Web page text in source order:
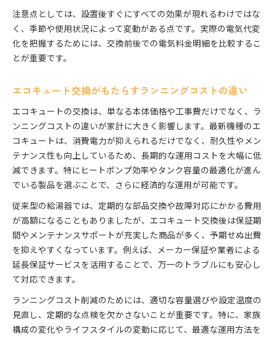
注意点としては、設置後すぐにすべての効果が現れるわけではな
く、季節や使用状況によって変動がある点です。実際の電気代変
化を把握するためには、交換前後での電気料金明細を比較するこ
とが重要です。
エコキュート交換がもたらすランニングコストの違い
エコキュートの交換は、単なる本体価格や工事費だけでなく、ラ
ンニングコストの違いが家計に大きく影響します。最新機種のエ
コキュートは、消費電力が抑えられるだけでなく、耐久性やメン
テナンス性も向上しているため、長期的な運用コストを大幅に低
減できます。特にヒートポンプ効率やタンク容量の最適化が進ん
でいる製品を選ぶことで、さらに経済的な運用が可能です。
従来型の給湯器では、定期的な部品交換や故障対応にかかる費用
が高額になることもありましたが、エコキュート交換後は保証期
間やメンテナンスサポートが充実した商品が多く、予期せぬ出費
を抑えやすくなっています。例えば、メーカー保証や業者による
延長保証サービスを活用することで、万一のトラブルにも安心し
て対応できます。
ランニングコスト削減のためには、適切な容量選びや設定温度の
見直し、定期的な点検を欠かさないことが重要です。特に、家族
構成の変化やライフスタイルの変動に応じて、最適な運用方法を